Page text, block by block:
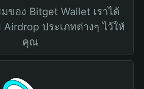
ของ Bitget Wallet เราได้
Airdrop ประเภทต่างๆ ไว้ให้
คุณ